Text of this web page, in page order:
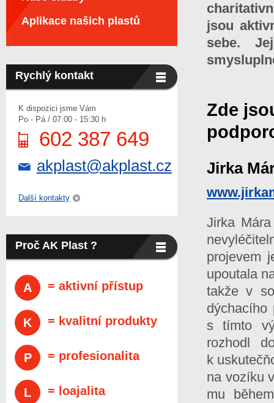
jsou
sebe.
Zde
Jirka
Jirka
projevem
upoutala
takže v
s tímto
rozhodl
k
na vozíku
mu
Aplikace našich plastů
Rychlý kontakt
K dispozici jsme Vám
Po - Pá / 07:00 - 15:30 h
602 387 649
akplast@akplast.cz
Další kontakty
Proč AK Plast ?
A = aktivní přístup
K = kvalitní produkty
P = profesionalita
L = loajalita